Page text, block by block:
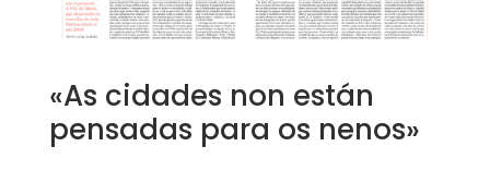
«As cidades non están
pensadas para os nenos»